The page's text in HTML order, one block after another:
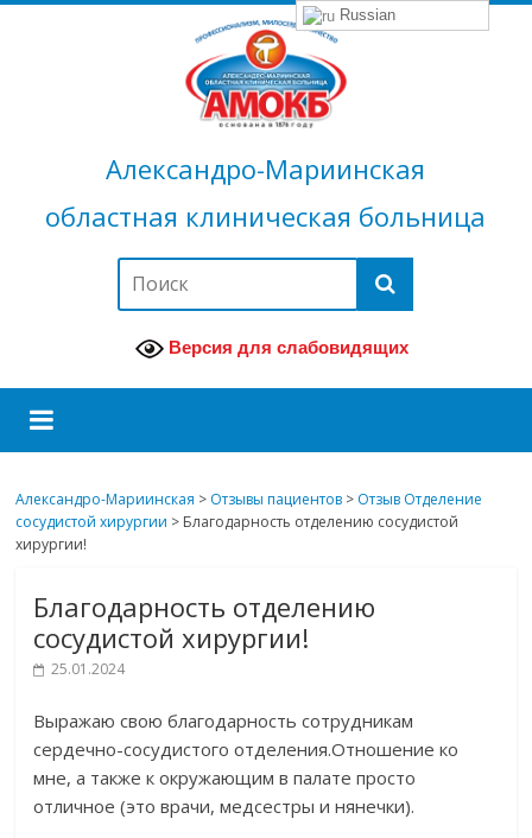
Александро-Мариинская
областная клиническая больница
Версия для слабовидящих
Александро-Мариинская > Отзывы пациентов > Отзыв Отделение
сосудистой хирургии > Благодарность отделению сосудистой
хирургии!
Благодарность отделению
сосудистой хирургии!
25.01.2024
Выражаю свою благодарность сотрудникам
сердечно-сосудистого отделения.Отношение ко
мне, а также к окружающим в палате просто
отличное (это врачи, медсестры и нянечки).
Russian